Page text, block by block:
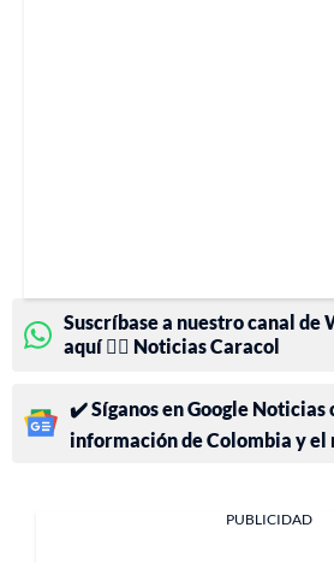
Suscríbase a nuestro canal de
aquí 👉🏻 Noticias Caracol
✔️ Síganos en Google Noticias
información de Colombia y el
PUBLICIDAD